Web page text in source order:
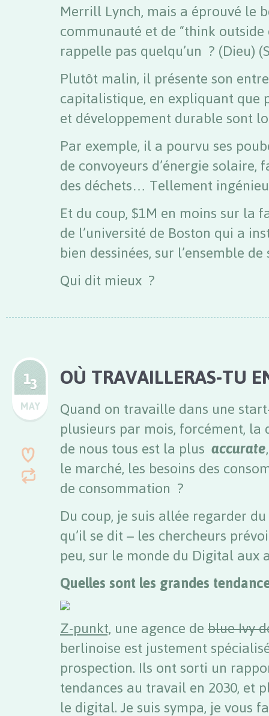
Merrill Lynch, mais a éprouvé le
communauté et de “think outside
rappelle pas quelqu’un ? (Dieu)
Plutôt malin, il présente son
capitalistique, en expliquant que
et développement durable sont
Par exemple, il a pourvu ses
de convoyeurs d’énergie solaire,
des déchets… Tellement
Et du coup, $1M en moins sur la
de l’université de Boston qui a
bien dessinées, sur l’ensemble de
Qui dit mieux ?
OÙ TRAVAILLERAS-TU
13
MAY
Quand on travaille dans une
plusieurs par mois, forcément, la
de nous tous est la plus accurate
le marché, les besoins des
de consommation ?
Du coup, je suis allée regarder
qu’il se dit – les chercheurs
peu, sur le monde du Digital aux
Quelles sont les grandes
Z-punkt, une agence de blue Ivy
berlinoise est justement
prospection. Ils ont sorti un
tendances au travail en 2030, et
le digital. Je suis sympa, je vous